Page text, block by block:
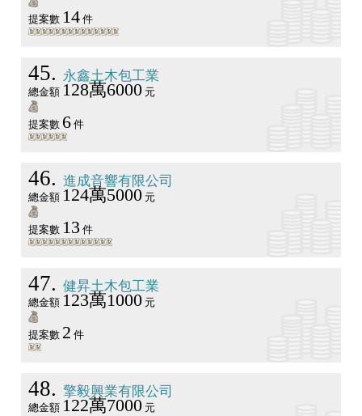
提案數 14件
45 永鑫土木包工業
總金額 128萬6000元
提案數 6件
46 進成音響有限公司
總金額 124萬5000元
提案數 13 件
47 健昇土木包工業
總金額 123萬1000元
提案數 2 件
48 擎毅興業有限公司
總金額 122萬7000元